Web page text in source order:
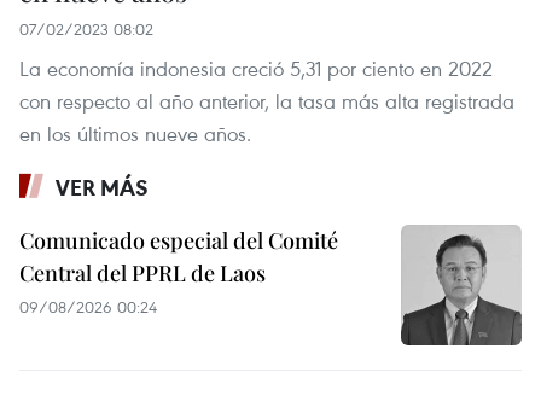
07/02/2023 08:02
La economía indonesia creció 5,31 por ciento en 2022
con respecto al año anterior, la tasa más alta registrada
en los últimos nueve años.
VER MÁS
Comunicado especial del Comité
Central del PPRL de Laos
09/08/2026 00:24